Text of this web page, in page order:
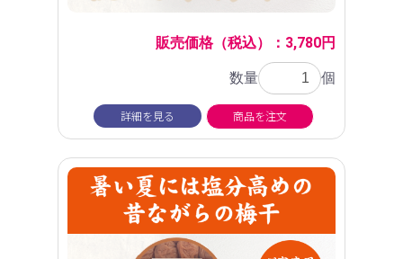
販売価格（税込）：3,780円
数量 個
詳細を見る 商品を注文